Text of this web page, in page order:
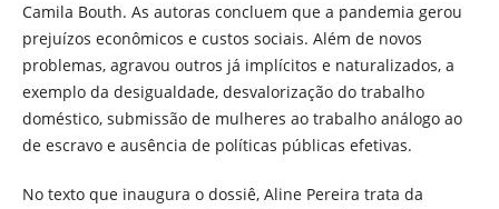
Camila Bouth. As autoras concluem que a pandemia gerou
prejuízos econômicos e custos sociais. Além de novos
problemas, agravou outros já implícitos e naturalizados, a
exemplo da desigualdade, desvalorização do trabalho
doméstico, submissão de mulheres ao trabalho análogo ao
de escravo e ausência de políticas públicas efetivas.
No texto que inaugura o dossiê, Aline Pereira trata da